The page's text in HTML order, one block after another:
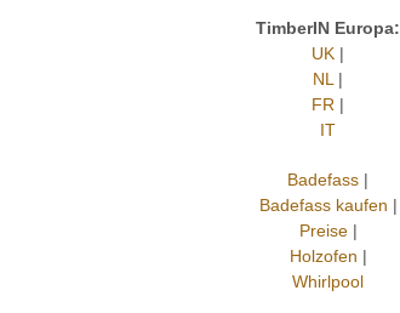
TimberIN Europa:
UK |
NL |
FR |
IT
Badefass |
Badefass kaufen |
Preise|
Holzofen |
Whirlpool